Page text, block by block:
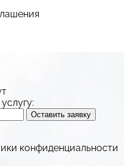
Оставить заявку
конфиденциальности